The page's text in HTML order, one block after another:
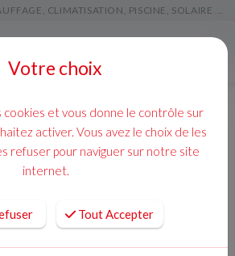
CLIMATISATION, PISCINE, SOLAIRE ...
Votre choix
cookies et vous donne le contrôle sur
activer. Vous avez le choix de les
refuser pour naviguer sur notre site
internet.
Tout Accepter